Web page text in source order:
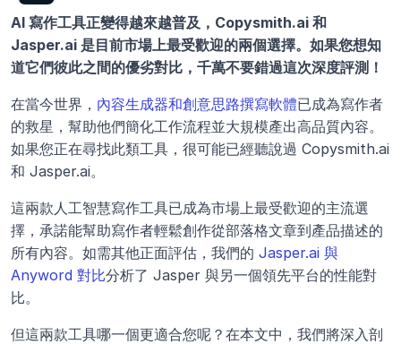
AI 寫作工具正變得越來越普及，Copysmith.ai 和
Jasper.ai 是目前市場上最受歡迎的兩個選擇。如果您想知
道它們彼此之間的優劣對比，千萬不要錯過這次深度評測！
在當今世界， 內容生成器和創意思路撰寫軟體已成為寫作者
的救星，幫助他們簡化工作流程並大規模產出高品質內容。
如果您正在尋找此類工具，很可能已經聽說過 Copysmith.ai
和 Jasper.ai。
這兩款人工智慧寫作工具已成為市場上最受歡迎的主流選
擇，承諾能幫助寫作者輕鬆創作從部落格文章到產品描述的
所有內容。如需其他正面評估，我們的 Jasper.ai 與
Anyword 對比分析了 Jasper 與另一個領先平台的性能對
比。
但這兩款工具哪一個更適合您呢？在本文中，我們將深入剖